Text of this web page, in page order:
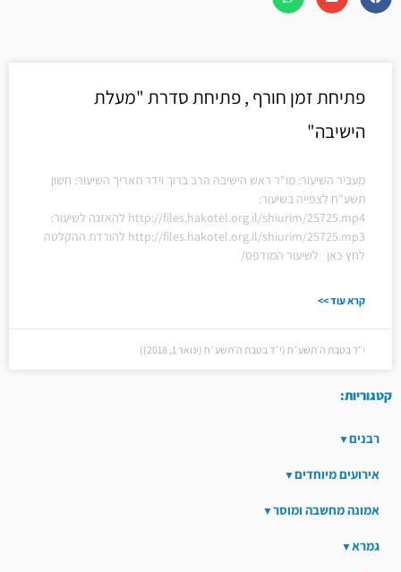
פתיחת זמן חורף , פתיחת סדרת "מעלת
הישיבה"
מעביר השיעור: מו"ר ראש הישיבה הרב ברוך וידר תאריך השיעור: חשון
תשע"ח לצפייה בשיעור:
http://files.hakotel.org.il/shiurim/25725.mp4 להאזנה לשיעור:
http://files.hakotel.org.il/shiurim/25725.mp3 להורדת ההקלטה
לחץ כאן לשיעור המודפס/
קרא עוד >>
י״ד בטבת ה׳תשע״ח (י״ד בטבת ה׳תשע״ח (ינואר 1, 2018))
קטגוריות:
רבנים
אירועים מיוחדים
אמונה מחשבה ומוסר
גמרא